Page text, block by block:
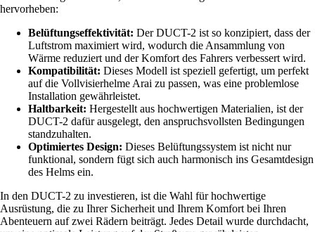
hervorheben:
Belüftungseffektivität: Der DUCT-2 ist so konzipiert, dass der
Luftstrom maximiert wird, wodurch die Ansammlung von
Wärme reduziert und der Komfort des Fahrers verbessert wird.
Kompatibilität: Dieses Modell ist speziell gefertigt, um perfekt
auf die Vollvisierhelme Arai zu passen, was eine problemlose
Installation gewährleistet.
Haltbarkeit: Hergestellt aus hochwertigen Materialien, ist der
DUCT-2 dafür ausgelegt, den anspruchsvollsten Bedingungen
standzuhalten.
Optimiertes Design: Dieses Belüftungssystem ist nicht nur
funktional, sondern fügt sich auch harmonisch ins Gesamtdesign
des Helms ein.
In den DUCT-2 zu investieren, ist die Wahl für hochwertige
Ausrüstung, die zu Ihrer Sicherheit und Ihrem Komfort bei Ihren
Abenteuern auf zwei Rädern beiträgt. Jedes Detail wurde durchdacht,